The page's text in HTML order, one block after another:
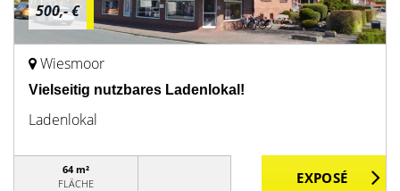
500,- €
Wiesmoor
Vielseitig nutzbares Ladenlokal!
Ladenlokal
64 m²
FLÄCHE